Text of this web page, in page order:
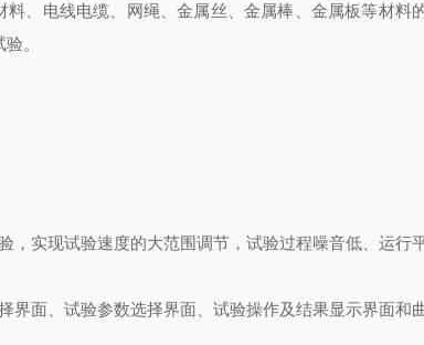
、电线电缆、网绳、金属丝、金属棒、金属板等材料的
。
实现试验速度的大范围调节，试验过程噪音低、运行平
界面、试验参数选择界面、试验操作及结果显示界面和